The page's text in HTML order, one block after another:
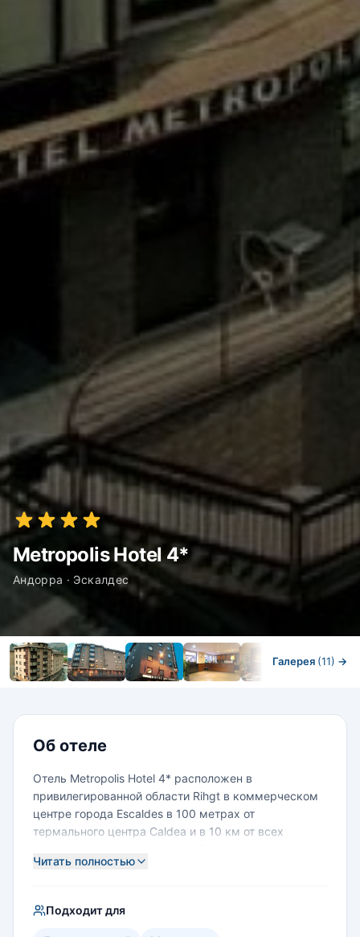
Metropolis Hotel 4*
Андорра · Эскалдес
Галерея (11) →
Об отеле
Отель Metropolis Hotel 4* расположен в
привилегированной области Rihgt в коммерческом
центре города Escaldes в 100 метрах от
термального центра Caldea и в 10 км от всех
отель, расположенный в удивительном месте.
оборудованное современными средствами
обслуживания. Помимо широкого разнообразия
Читать полностью
Подходит для